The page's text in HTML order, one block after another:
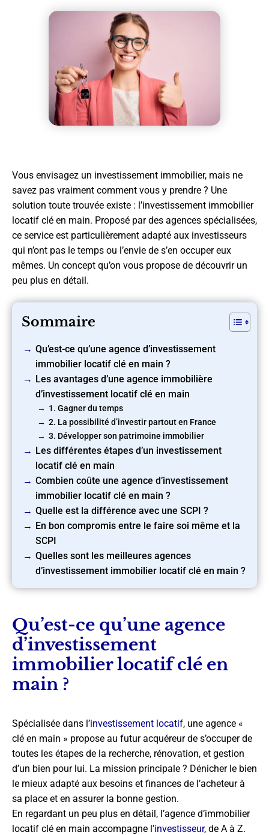
Vous envisagez un investissement immobilier, mais ne
savez pas vraiment comment vous y prendre ? Une
solution toute trouvée existe : l’investissement immobilier
locatif clé en main. Proposé par des agences spécialisées,
ce service est particulièrement adapté aux investisseurs
qui n’ont pas le temps ou l’envie de s’en occuper eux
mêmes. Un concept qu’on vous propose de découvrir un
peu plus en détail.
Sommaire
Qu’est-ce qu’une agence d’investissement
immobilier locatif clé en main ?
Les avantages d’une agence immobilière
d’investissement locatif clé en main
1. Gagner du temps
2. La possibilité d’investir partout en France
3. Développer son patrimoine immobilier
Les différentes étapes d’un investissement
locatif clé en main
Combien coûte une agence d’investissement
immobilier locatif clé en main ?
Quelle est la différence avec une SCPI ?
En bon compromis entre le faire soi même et la
SCPI
Quelles sont les meilleures agences
d’investissement immobilier locatif clé en main ?
Qu’est-ce qu’une agence
d’investissement
immobilier locatif clé en
main ?
Spécialisée dans l’investissement locatif, une agence «
clé en main » propose au futur acquéreur de s’occuper de
toutes les étapes de la recherche, rénovation, et gestion
d’un bien pour lui. La mission principale ? Dénicher le bien
le mieux adapté aux besoins et finances de l’acheteur à
sa place et en assurer la bonne gestion.
En regardant un peu plus en détail, l’agence d’immobilier
locatif clé en main accompagne l’investisseur, de A à Z.